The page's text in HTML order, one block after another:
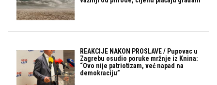
REAKCIJE NAKON PROSLAVE / Pupovac u
Zagrebu osudio poruke mržnje iz Knina:
“Ovo nije patriotizam, već napad na
demokraciju”